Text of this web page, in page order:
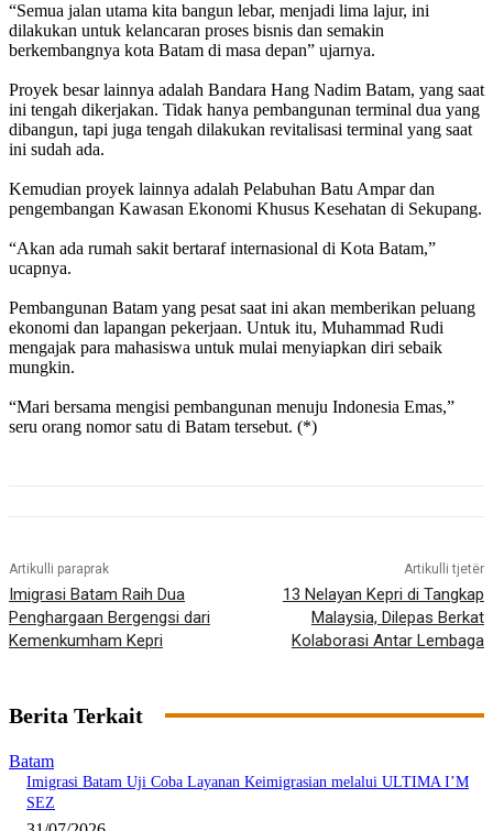
“Semua jalan utama kita bangun lebar, menjadi lima lajur, ini
dilakukan untuk kelancaran proses bisnis dan semakin
berkembangnya kota Batam di masa depan” ujarnya.
Proyek besar lainnya adalah Bandara Hang Nadim Batam, yang saat
ini tengah dikerjakan. Tidak hanya pembangunan terminal dua yang
dibangun, tapi juga tengah dilakukan revitalisasi terminal yang saat
ini sudah ada.
Kemudian proyek lainnya adalah Pelabuhan Batu Ampar dan
pengembangan Kawasan Ekonomi Khusus Kesehatan di Sekupang.
“Akan ada rumah sakit bertaraf internasional di Kota Batam,”
ucapnya.
Pembangunan Batam yang pesat saat ini akan memberikan peluang
ekonomi dan lapangan pekerjaan. Untuk itu, Muhammad Rudi
mengajak para mahasiswa untuk mulai menyiapkan diri sebaik
mungkin.
“Mari bersama mengisi pembangunan menuju Indonesia Emas,”
seru orang nomor satu di Batam tersebut. (*)
Artikulli paraprak
Imigrasi Batam Raih Dua
Penghargaan Bergengsi dari
Kemenkumham Kepri
Artikulli tjetër
13 Nelayan Kepri di Tangkap
Malaysia, Dilepas Berkat
Kolaborasi Antar Lembaga
Berita Terkait
Batam
Imigrasi Batam Uji Coba Layanan Keimigrasian melalui ULTIMA I’M
SEZ